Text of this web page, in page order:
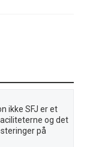
ikke SFJ er et
og det
på